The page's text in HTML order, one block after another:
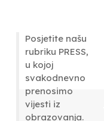
Posjetite našu
rubriku PRESS,
u kojoj
svakodnevno
prenosimo
vijesti iz
obrazovanja.